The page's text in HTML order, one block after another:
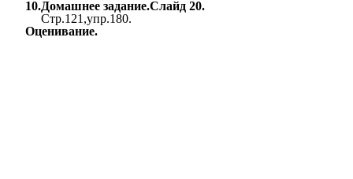
10.Домашнее задание.Слайд 20.
Стр.121,упр.180.
Оценивание.